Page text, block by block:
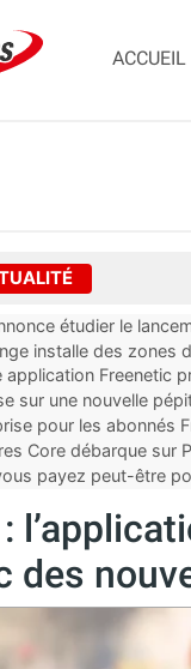
ACCUEIL
étudier le
installe des zones
application Freenetic
testez la
sur une nouvelle
pour les abonnés
Core débarque sur
payez peut-être
des